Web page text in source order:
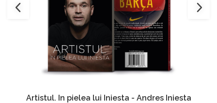
Artistul. In pielea lui Iniesta - Andres Iniesta